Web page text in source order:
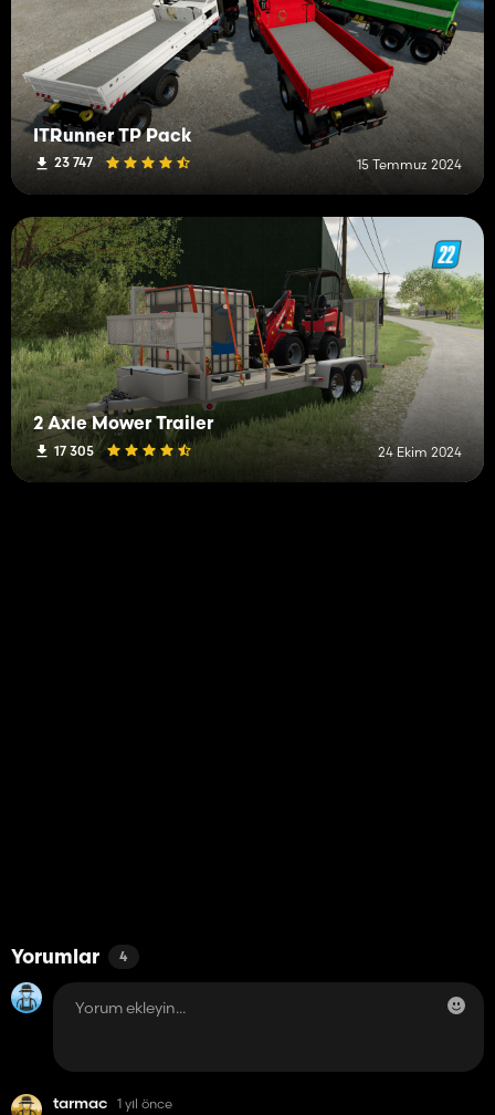
ITRunner TP Pack
23 747 15 Temmuz 2024
2 Axle Mower Trailer
17 305 24 Ekim 2024
Yorumlar 4
tarmac 1 yıl önce